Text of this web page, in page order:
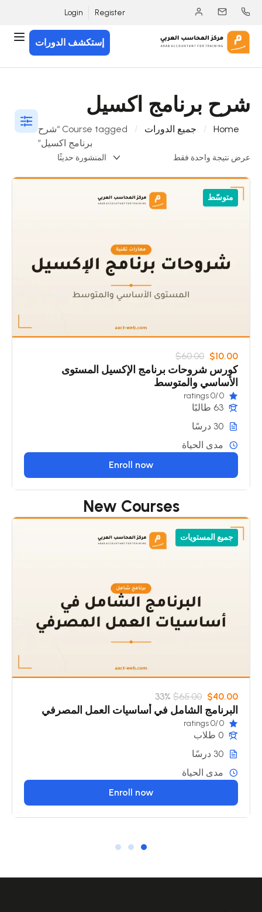
Register
Login
إستكشف الدورات
شرح برنامج اكسيل
Home جميع الدورات
Course tagged “شرح
برنامج اكسيل”
عرض نتيجة واحدة فقط
متوسّط
$60.00 $10.00
كورس شروحات برنامج الإكسيل المستوى
الأساسي والمتوسط
0
/0 ratings
63 طالبًا
30 درسًا
مدى الحياة
Enroll now
New Courses
جميع المستويات
$65.00 $40.00
33%
البرنامج الشامل في أساسيات العمل المصرفي
0
/0 ratings
0 طلاب
30 درسًا
مدى الحياة
Enroll now